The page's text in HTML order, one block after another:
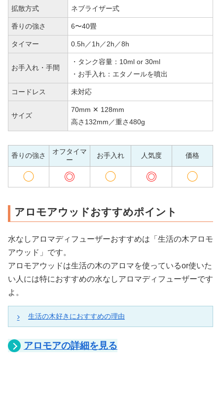
拡散方式 ネブライザー式
香りの強さ 6〜40畳
タイマー 0.5h／1h／2h／8h
お手入れ・手間
・タンク容量：10ml or 30ml
・お手入れ：エタノールを噴出
コードレス 未対応
サイズ
70mm ✕ 128mm
高さ132mm／重さ480g
香りの強さ
オフタイマ
ー
お手入れ 人気度 価格
◯ ◎ ◯ ◎ ◯
アロモアウッドおすすめポイント
水なしアロマディフューザーおすすめは「生活の木アロモ
アウッド」です。
アロモアウッドは生活の木のアロマを使っているor使いた
い人には特におすすめの水なしアロマディフューザーです
よ。
生活の木好きにおすすめの理由
生活の木のボトルをそのままセット
アロモアの詳細を見る